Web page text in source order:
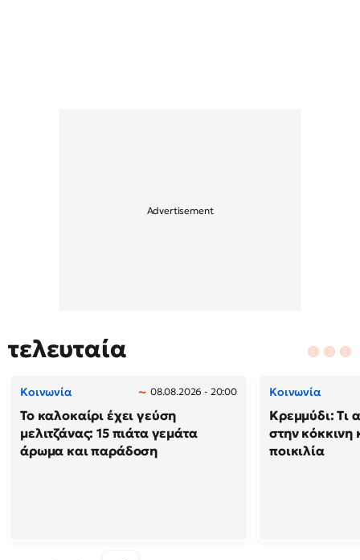
τελευταία
Κοινωνία 08.08.2026 - 20:00
Το καλοκαίρι έχει γεύση
μελιτζάνας: 15 πιάτα γεμάτα
άρωμα και παράδοση
Κοινωνία
Κρεμμύδι: Τι
στην κόκκινη
ποικιλία